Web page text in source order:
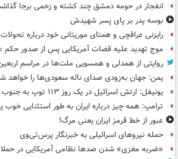
انفجار در حومه دمشق چند کشته و زخمی برجا
بوسه‌ پدر بر پای پسر شهیدش
رایزنی عراقچی و همتای موریتانی خود درباره
موج تهدید علیه قضات آمریکایی پس از صدور حکم
روایتی از همدلی و همسویی ملت‌ها در مراسم
یمن: جهان به‌زودی صدای ناله سعودی‌ها را خواهد
یونیفل: ارتش اسرائیل در یک روز ۱۱۳ توپ به جنوب لبنان شلیک کرده است
ترامپ: همه چیز درباره ایران به طور استثنایی
عبور از خط قرمز ایران یعنی مرگ!
حمله نیروهای اسرائیلی به خبرنگار پرس‌تی‌وی
«ضربه مغزی» شدن صدها نظامی آمریکایی در